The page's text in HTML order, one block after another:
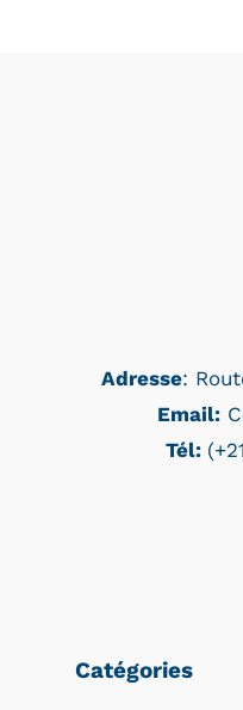
Adresse:
Email:
Tél:
Catégories